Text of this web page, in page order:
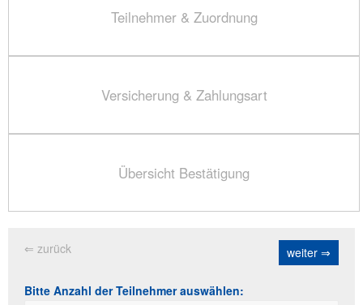
Teilnehmer & Zuordnung
Versicherung & Zahlungsart
Übersicht Bestätigung
⇐ zurück weiter ⇒
Bitte Anzahl der Teilnehmer auswählen: